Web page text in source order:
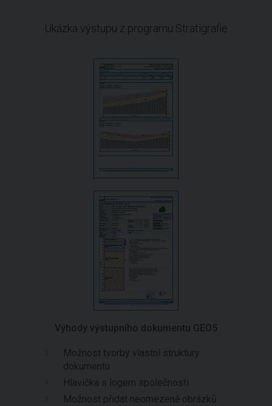
Ukázka výstupu z programu Stratigrafie
Výhody výstupního dokumentu GEO5
Možnost tvorby vlastní struktury
dokumentu
Hlavička s logem společnosti
Možnost přidat neomezeně obrázků